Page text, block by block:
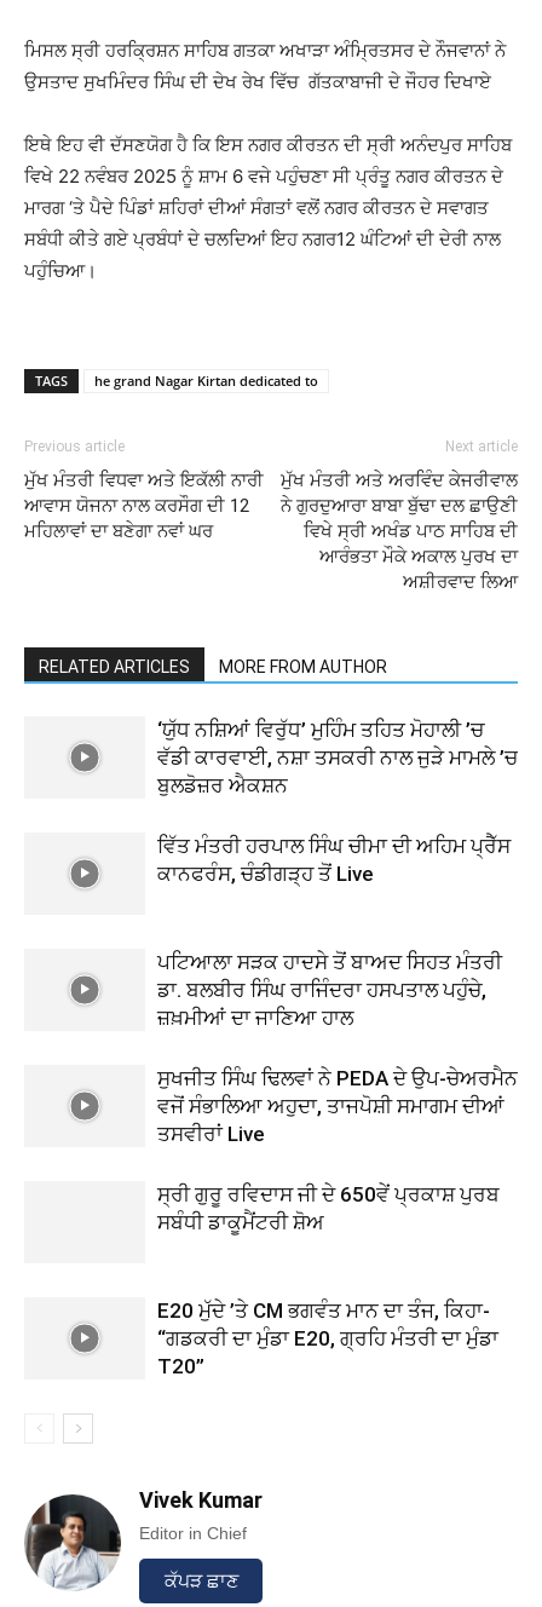
ਮਿਸਲ ਸ੍ਰੀ ਹਰਕ੍ਰਿਸ਼ਨ ਸਾਹਿਬ ਗਤਕਾ ਅਖਾੜਾ ਅੰਮ੍ਰਿਤਸਰ ਦੇ ਨੌਜਵਾਨਾਂ ਨੇ
ਉਸਤਾਦ ਸੁਖਮਿੰਦਰ ਸਿੰਘ ਦੀ ਦੇਖ ਰੇਖ ਵਿੱਚ ਗੱਤਕਾਬਾਜੀ ਦੇ ਜੌਹਰ ਦਿਖਾਏ
ਇਥੇ ਇਹ ਵੀ ਦੱਸਣਯੋਗ ਹੈ ਕਿ ਇਸ ਨਗਰ ਕੀਰਤਨ ਦੀ ਸ੍ਰੀ ਅਨੰਦਪੁਰ ਸਾਹਿਬ
ਵਿਖੇ 22 ਨਵੰਬਰ 2025 ਨੂੰ ਸ਼ਾਮ 6 ਵਜੇ ਪਹੁੰਚਣਾ ਸੀ ਪ੍ਰੰਤੂ ਨਗਰ ਕੀਰਤਨ ਦੇ
ਮਾਰਗ ‘ਤੇ ਪੈਦੇ ਪਿੰਡਾਂ ਸ਼ਹਿਰਾਂ ਦੀਆਂ ਸੰਗਤਾਂ ਵਲੋਂ ਨਗਰ ਕੀਰਤਨ ਦੇ ਸਵਾਗਤ
ਸਬੰਧੀ ਕੀਤੇ ਗਏ ਪ੍ਰਬੰਧਾਂ ਦੇ ਚਲਦਿਆਂ ਇਹ ਨਗਰ12 ਘੰਟਿਆਂ ਦੀ ਦੇਰੀ ਨਾਲ
ਪਹੁੰਚਿਆ।
TAGS he grand Nagar Kirtan dedicated to
Previous article
ਮੁੱਖ ਮੰਤਰੀ ਵਿਧਵਾ ਅਤੇ ਇਕੱਲੀ ਨਾਰੀ
ਆਵਾਸ ਯੋਜਨਾ ਨਾਲ ਕਰਸੌਗ ਦੀ 12
ਮਹਿਲਾਵਾਂ ਦਾ ਬਣੇਗਾ ਨਵਾਂ ਘਰ
Next article
ਮੁੱਖ ਮੰਤਰੀ ਅਤੇ ਅਰਵਿੰਦ ਕੇਜਰੀਵਾਲ
ਨੇ ਗੁਰਦੁਆਰਾ ਬਾਬਾ ਬੁੱਢਾ ਦਲ ਛਾਉਣੀ
ਵਿਖੇ ਸ੍ਰੀ ਅਖੰਡ ਪਾਠ ਸਾਹਿਬ ਦੀ
ਆਰੰਭਤਾ ਮੌਕੇ ਅਕਾਲ ਪੁਰਖ ਦਾ
ਅਸ਼ੀਰਵਾਦ ਲਿਆ
RELATED ARTICLES MORE FROM AUTHOR
‘ਯੁੱਧ ਨਸ਼ਿਆਂ ਵਿਰੁੱਧ’ ਮੁਹਿੰਮ ਤਹਿਤ ਮੋਹਾਲੀ ’ਚ
ਵੱਡੀ ਕਾਰਵਾਈ, ਨਸ਼ਾ ਤਸਕਰੀ ਨਾਲ ਜੁੜੇ ਮਾਮਲੇ ’ਚ
ਬੁਲਡੋਜ਼ਰ ਐਕਸ਼ਨ
ਵਿੱਤ ਮੰਤਰੀ ਹਰਪਾਲ ਸਿੰਘ ਚੀਮਾ ਦੀ ਅਹਿਮ ਪ੍ਰੈੱਸ
ਕਾਨਫਰੰਸ, ਚੰਡੀਗੜ੍ਹ ਤੋਂ Live
ਪਟਿਆਲਾ ਸੜਕ ਹਾਦਸੇ ਤੋਂ ਬਾਅਦ ਸਿਹਤ ਮੰਤਰੀ
ਡਾ. ਬਲਬੀਰ ਸਿੰਘ ਰਾਜਿੰਦਰਾ ਹਸਪਤਾਲ ਪਹੁੰਚੇ,
ਜ਼ਖ਼ਮੀਆਂ ਦਾ ਜਾਣਿਆ ਹਾਲ
ਸੁਖਜੀਤ ਸਿੰਘ ਢਿਲਵਾਂ ਨੇ PEDA ਦੇ ਉਪ-ਚੇਅਰਮੈਨ
ਵਜੋਂ ਸੰਭਾਲਿਆ ਅਹੁਦਾ, ਤਾਜਪੋਸ਼ੀ ਸਮਾਗਮ ਦੀਆਂ
ਤਸਵੀਰਾਂ Live
ਸ੍ਰੀ ਗੁਰੂ ਰਵਿਦਾਸ ਜੀ ਦੇ 650ਵੇਂ ਪ੍ਰਕਾਸ਼ ਪੁਰਬ
ਸਬੰਧੀ ਡਾਕੂਮੈਂਟਰੀ ਸ਼ੋਅ
E20 ਮੁੱਦੇ ’ਤੇ CM ਭਗਵੰਤ ਮਾਨ ਦਾ ਤੰਜ, ਕਿਹਾ-
“ਗਡਕਰੀ ਦਾ ਮੁੰਡਾ E20, ਗ੍ਰਹਿ ਮੰਤਰੀ ਦਾ ਮੁੰਡਾ
T20”
Vivek Kumar
Editor in Chief
ਕੱਪੜ ਛਾਣ